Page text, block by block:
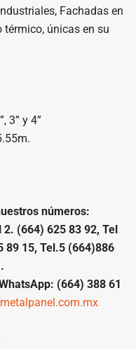
Fachadas en
únicas en su
3” y 4”
números:
(664) 625 83 92, Tel
89 15, Tel.5 (664)886
(664) 388 61